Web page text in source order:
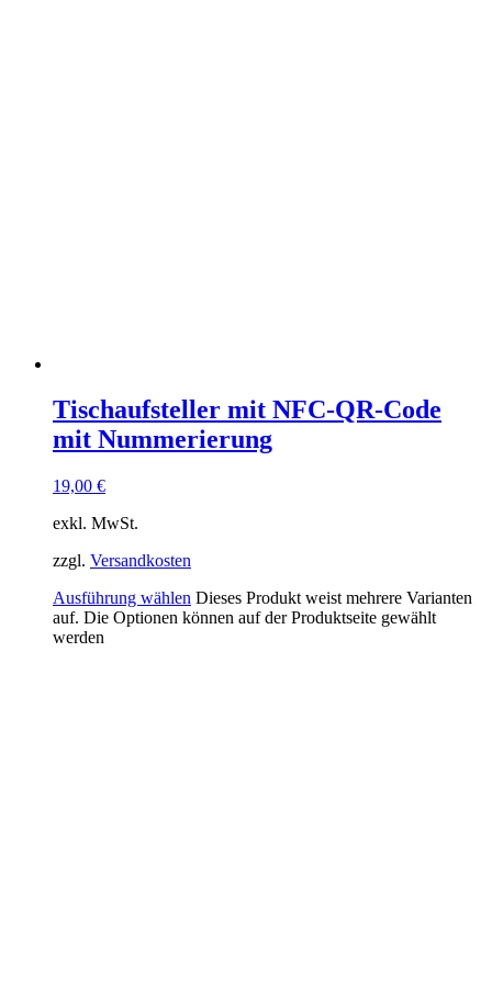
Tischaufsteller mit NFC-QR-Code
mit Nummerierung
19,00 €
exkl. MwSt.
zzgl. Versandkosten
Ausführung wählen Dieses Produkt weist mehrere Varianten
auf. Die Optionen können auf der Produktseite gewählt
werden